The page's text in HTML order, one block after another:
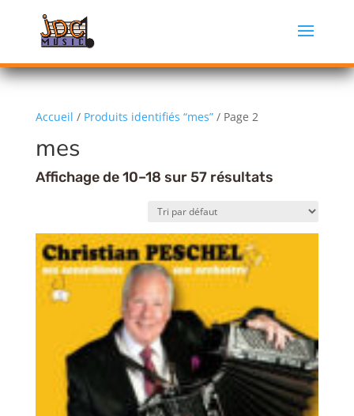
Accueil / Produits identifiés “mes”/ Page 2
mes
Affichage de 10–18 sur 57 résultats